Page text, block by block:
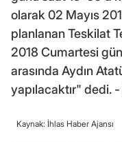
olarak 02 Mayıs
planlanan Teskilat
2018 Cumartesi
arasında Aydın
yapılacaktır" dedi. -
Kaynak: İhlas Haber Ajansı